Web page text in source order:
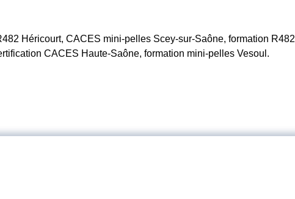
Héricourt, CACES mini-pelles Scey-sur-Saône, formation R482
CACES Haute-Saône, formation mini-pelles Vesoul.